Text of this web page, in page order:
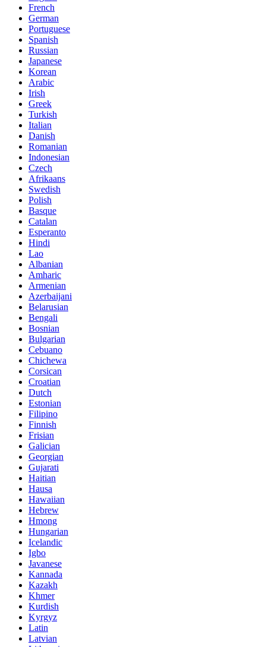
French
German
Portuguese
Spanish
Russian
Japanese
Korean
Arabic
Irish
Greek
Turkish
Italian
Danish
Romanian
Indonesian
Czech
Afrikaans
Swedish
Polish
Basque
Catalan
Esperanto
Hindi
Lao
Albanian
Amharic
Armenian
Azerbaijani
Belarusian
Bengali
Bosnian
Bulgarian
Cebuano
Chichewa
Corsican
Croatian
Dutch
Estonian
Filipino
Finnish
Frisian
Galician
Georgian
Gujarati
Haitian
Hausa
Hawaiian
Hebrew
Hmong
Hungarian
Icelandic
Igbo
Javanese
Kannada
Kazakh
Khmer
Kurdish
Kyrgyz
Latin
Latvian